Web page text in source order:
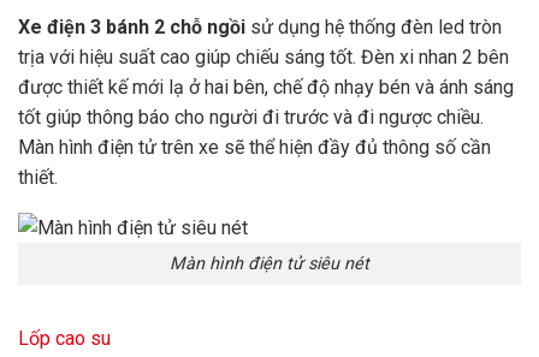
Xe điện 3 bánh 2 chỗ ngồi sử dụng hệ thống đèn led tròn
trịa với hiệu suất cao giúp chiếu sáng tốt. Đèn xi nhan 2 bên
được thiết kế mới lạ ở hai bên, chế độ nhạy bén và ánh sáng
tốt giúp thông báo cho người đi trước và đi ngược chiều.
Màn hình điện tử trên xe sẽ thể hiện đầy đủ thông số cần
thiết.
Màn hình điện tử siêu nét
Lốp cao su